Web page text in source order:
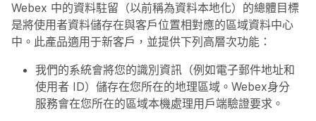
Webex 中的資料駐留（以前稱為資料本地化）的總體目標
是將使用者資料儲存在與客戶位置相對應的區域資料中心
中。此產品適用于新客戶，並提供下列高層次功能：
我們的系統會將您的識別資訊（例如電子郵件地址和
使用者 ID）儲存在您所在的地理區域。Webex身分
服務會在您所在的區域本機處理用戶端驗證要求。